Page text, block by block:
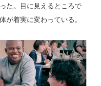
た。目に見えるところで
が着実に変わっている。